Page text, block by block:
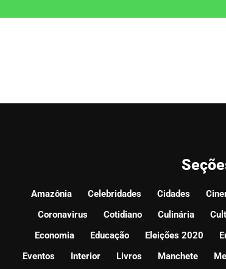
Amazônia Celebridades Cidades
Coronavirus
Cotidiano Culinária
Economia
Educação Eleições 2020
Eventos
Interior Livros Manchete